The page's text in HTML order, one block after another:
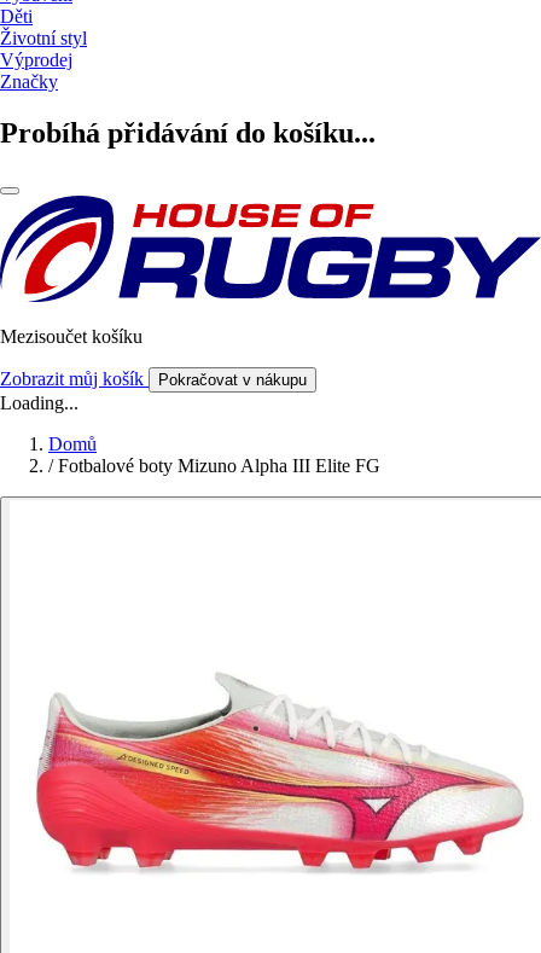
Děti
Životní styl
Výprodej
Značky
Probíhá přidávání do košíku...
Mezisoučet košíku
Zobrazit můj košík Pokračovat v nákupu
Loading...
Domů
/ Fotbalové boty Mizuno Alpha III Elite FG